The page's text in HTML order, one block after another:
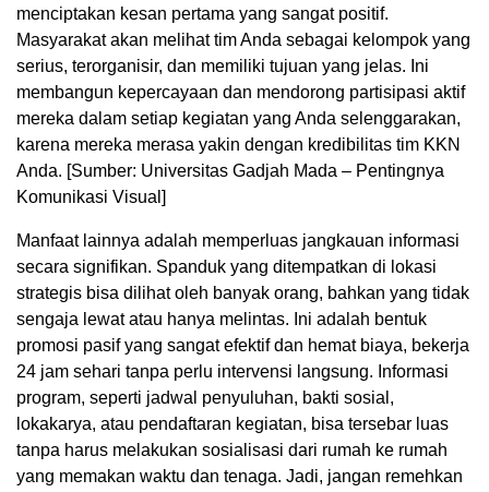
menciptakan kesan pertama yang sangat positif.
Masyarakat akan melihat tim Anda sebagai kelompok yang
serius, terorganisir, dan memiliki tujuan yang jelas. Ini
membangun kepercayaan dan mendorong partisipasi aktif
mereka dalam setiap kegiatan yang Anda selenggarakan,
karena mereka merasa yakin dengan kredibilitas tim KKN
Anda. [Sumber: Universitas Gadjah Mada – Pentingnya
Komunikasi Visual]
Manfaat lainnya adalah memperluas jangkauan informasi
secara signifikan. Spanduk yang ditempatkan di lokasi
strategis bisa dilihat oleh banyak orang, bahkan yang tidak
sengaja lewat atau hanya melintas. Ini adalah bentuk
promosi pasif yang sangat efektif dan hemat biaya, bekerja
24 jam sehari tanpa perlu intervensi langsung. Informasi
program, seperti jadwal penyuluhan, bakti sosial,
lokakarya, atau pendaftaran kegiatan, bisa tersebar luas
tanpa harus melakukan sosialisasi dari rumah ke rumah
yang memakan waktu dan tenaga. Jadi, jangan remehkan